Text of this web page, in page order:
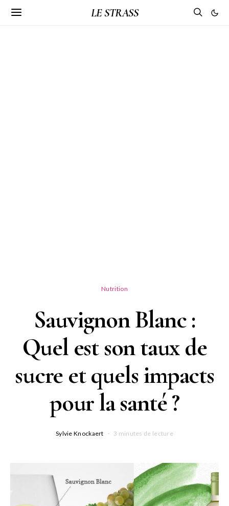
LE STRASS
Nutrition
Sauvignon Blanc :
Quel est son taux de
sucre et quels impacts
pour la santé ?
Sylvie Knockaert 3 minutes de lecture